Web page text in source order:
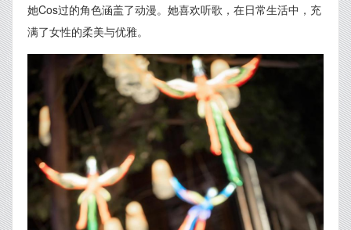
她Cos过的角色涵盖了动漫。她喜欢听歌，在日常生活中，充
满了女性的柔美与优雅。